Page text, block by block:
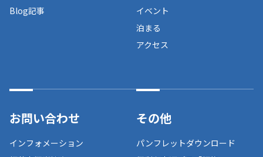
Blog記事
イベント
泊まる
アクセス
お問い合わせ
インフォメーション
その他
パンフレットダウンロード